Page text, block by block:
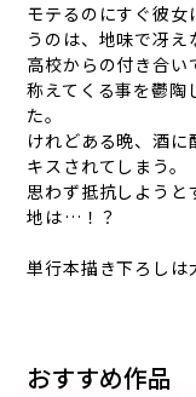
モテるのにすぐ彼女
うのは、地味で冴え
高校からの付き合い
称えてくる事を鬱陶
た。
けれどある晩、酒に
キスされてしまう。
思わず抵抗しようと
地は――…！？
単行本描き下ろし
おすすめ作品